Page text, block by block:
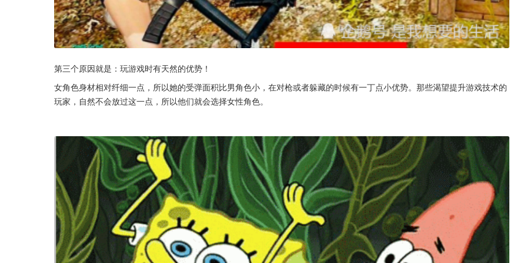
第三个原因就是：玩游戏时有天然的优势！
女角色身材相对纤细一点，所以她的受弹面积比男角色小，在对枪或者躲藏的时候有一丁点小优势。那些渴望提升游戏技术的
玩家，自然不会放过这一点，所以他们就会选择女性角色。